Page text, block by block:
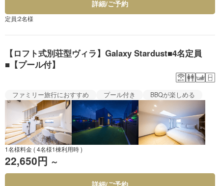
詳細/ご予約
定員:2名様
【ロフト式別荘型ヴィラ】Galaxy Stardust■4名定員
■【プール付】
ファミリー旅行におすすめ プール付き BBQが楽しめる
1名様料金 ( 4名様1棟利用時 )
22,650円 ～